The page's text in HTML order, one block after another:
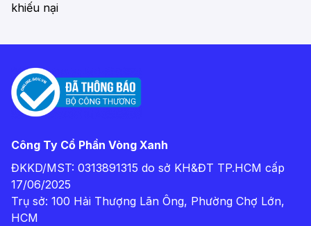
khiếu nại
Công Ty Cổ Phần Vòng Xanh
ĐKKD/MST: 0313891315 do sở KH&ĐT TP.HCM cấp
17/06/2025
Trụ sở: 100 Hải Thượng Lãn Ông, Phường Chợ Lớn,
HCM